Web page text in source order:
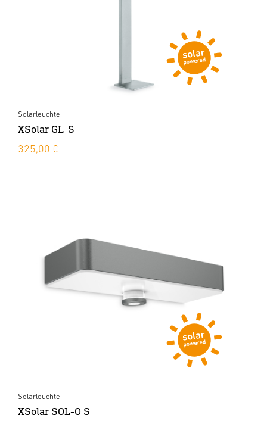
Solarleuchte
XSolar GL-S
325,00 €
Solarleuchte
XSolar SOL-O S